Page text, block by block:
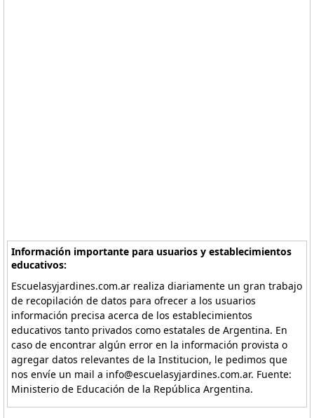
Información importante para usuarios y establecimientos
educativos:
Escuelasyjardines.com.ar realiza diariamente un gran trabajo
de recopilación de datos para ofrecer a los usuarios
información precisa acerca de los establecimientos
educativos tanto privados como estatales de Argentina. En
caso de encontrar algún error en la información provista o
agregar datos relevantes de la Institucion, le pedimos que
nos envíe un mail a info@escuelasyjardines.com.ar. Fuente:
Ministerio de Educación de la República Argentina.